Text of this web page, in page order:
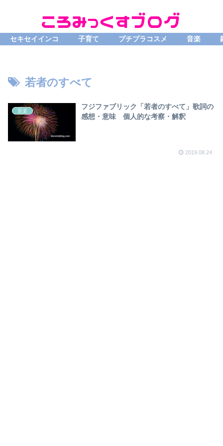
セキセイインコ 子育て プチプラコスメ 音楽
若者のすべて
音楽
フジファブリック「若者のすべて」歌詞の
感想・意味 個人的な考察・解釈
2019.08.24